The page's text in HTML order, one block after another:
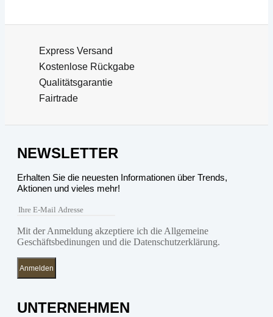
Express Versand
Kostenlose Rückgabe
Qualitätsgarantie
Fairtrade
NEWSLETTER
Erhalten Sie die neuesten Informationen über Trends,
Aktionen und vieles mehr!
Mit der Anmeldung akzeptiere ich die Allgemeine
Geschäftsbedinungen und die Datenschutzerklärung.
Anmelden
UNTERNEHMEN